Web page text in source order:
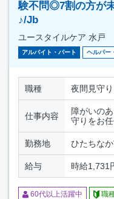
験不問◎7割の方が
♪/Jb
ユースタイルケア 水戸
アルバイト・パート ヘルパー
職種 夜間見守
仕事内容
障がいの
守りをお任
勤務地 ひたちな
給与 時給1,731
60代以上活躍中 職